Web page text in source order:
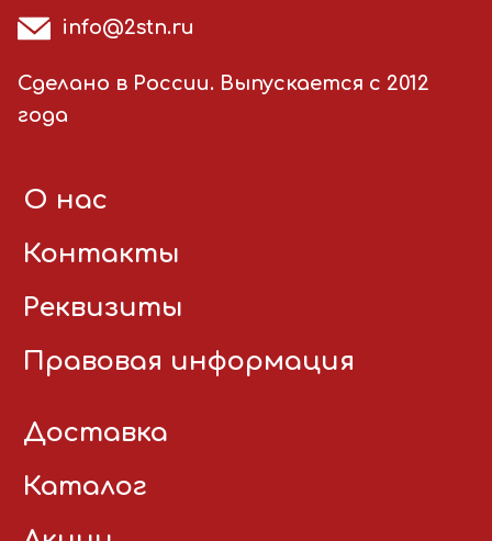
info@2stn.ru
Сделано в России. Выпускается с 2012
года
О нас
Контакты
Реквизиты
Правовая информация
Доставка
Каталог